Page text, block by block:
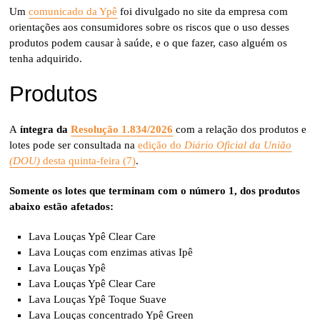
Umcomunicado da Ypê foi divulgado no site da empresa com
orientações aos consumidores sobre os riscos que o uso desses
produtos podem causar à saúde, e o que fazer, caso alguém os
tenha adquirido.
Produtos
Aíntegra daResolução 1.834/2026 com a relação dos produtos e
lotes pode ser consultada naedição do Diário Oficial da União
(DOU) desta quinta-feira (7).
Somente os lotes que terminam com o número 1, dos produtos
abaixo estão afetados:
Lava Louças Ypê Clear Care
Lava Louças com enzimas ativas Ipê
Lava Louças Ypê
Lava Louças Ypê Clear Care
Lava Louças Ypê Toque Suave
Lava Louças concentrado Ypê Green